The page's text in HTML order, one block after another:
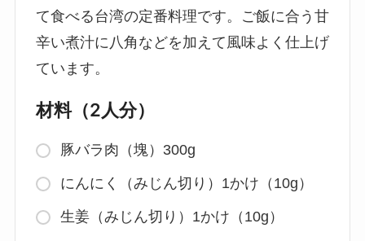
て食べる台湾の定番料理です。ご飯に合う甘
辛い煮汁に八角などを加えて風味よく仕上げ
ています。
材料（2人分）
豚バラ肉（塊）300g
にんにく（みじん切り）1かけ（10g）
生姜（みじん切り）1かけ（10g）